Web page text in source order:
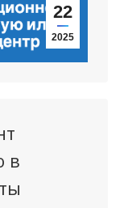
22
2025
в